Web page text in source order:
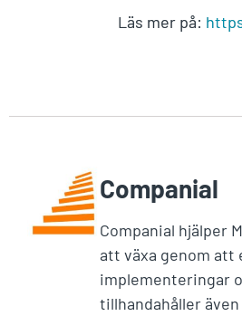
Läs mer på:
Companial
Companial hjälper
att växa genom att
implementeringar
tillhandahåller